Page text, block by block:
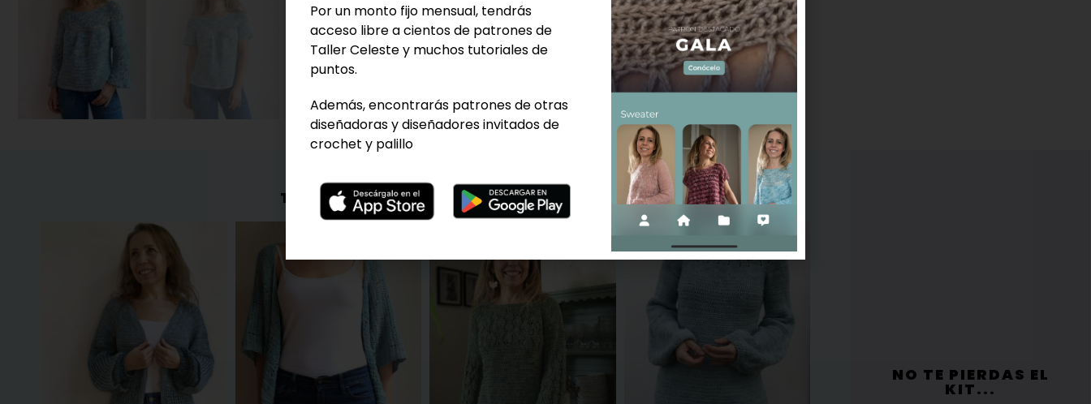
TAMBIÉN TE PUEDE INTERESAR...
NO TE PIERDAS EL
KIT...
Por un monto fijo mensual, tendrás
acceso libre a cientos de patrones de
Taller Celeste y muchos tutoriales de
puntos.
Además, encontrarás patrones de otras
diseñadoras y diseñadores invitados de
crochet y palillo